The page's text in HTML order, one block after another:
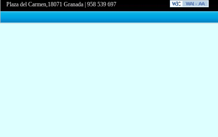
Plaza del Carmen,18071 Granada |958 539 697